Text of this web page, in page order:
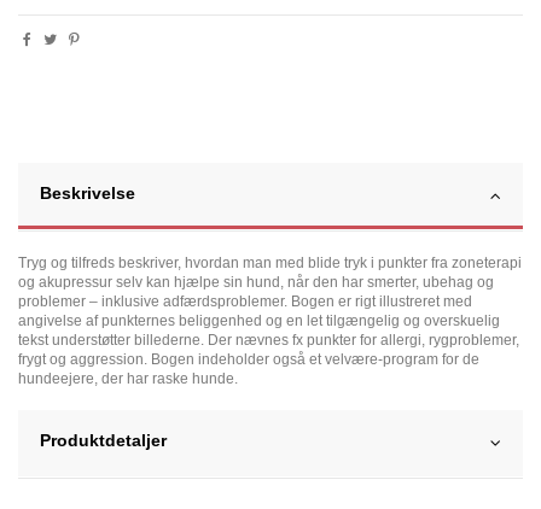
Beskrivelse
Tryg og tilfreds beskriver, hvordan man med blide tryk i punkter fra zoneterapi
og akupressur selv kan hjælpe sin hund, når den har smerter, ubehag og
problemer – inklusive adfærdsproblemer. Bogen er rigt illustreret med
angivelse af punkternes beliggenhed og en let tilgængelig og overskuelig
tekst understøtter billederne. Der nævnes fx punkter for allergi, rygproblemer,
frygt og aggression. Bogen indeholder også et velvære-program for de
hundeejere, der har raske hunde.
Produktdetaljer